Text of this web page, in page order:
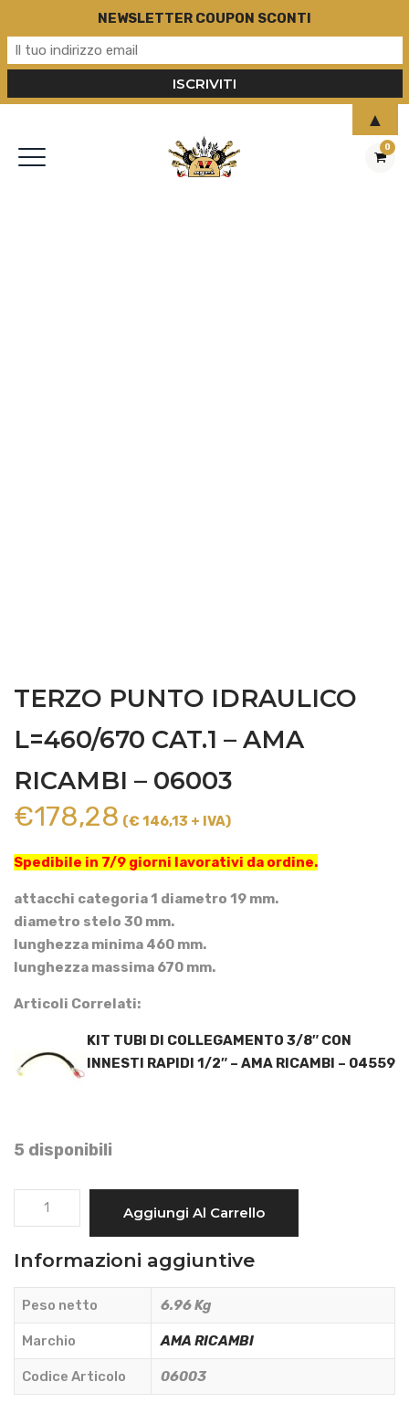
0
TERZO PUNTO IDRAULICO
L=460/670 CAT.1 – AMA
RICAMBI – 06003
€178,28 (€ 146,13 + IVA)
Spedibile in 7/9 giorni lavorativi da ordine.
attacchi categoria 1 diametro 19 mm.
diametro stelo 30 mm.
lunghezza minima 460 mm.
lunghezza massima 670 mm.
Articoli Correlati:
KIT TUBI DI COLLEGAMENTO 3/8″ CON
INNESTI RAPIDI 1/2″ – AMA RICAMBI – 04559
5 disponibili
TERZO
PUNTO
L=460/670
CAT.1
AMA
RICAMBI
Aggiungi Al Carrello
Informazioni aggiuntive
Peso netto 6.96 Kg
Marchio AMA RICAMBI
Codice Articolo 06003
NEWSLETTER COUPON SCONTI
▲